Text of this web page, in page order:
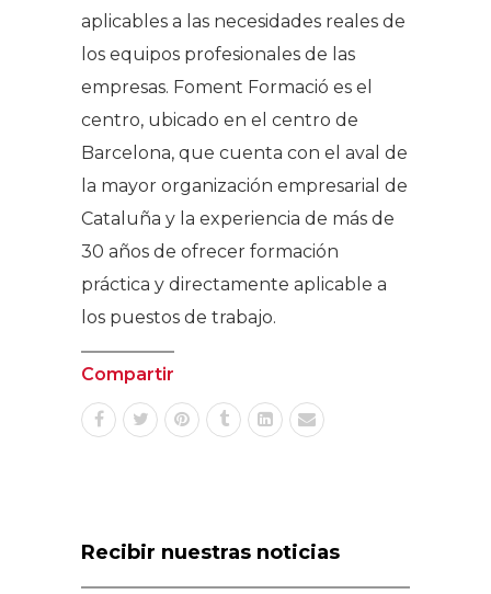
aplicables a las necesidades reales de
los equipos profesionales de las
empresas. Foment Formació es el
centro, ubicado en el centro de
Barcelona, que cuenta con el aval de
la mayor organización empresarial de
Cataluña y la experiencia de más de
30 años de ofrecer formación
práctica y directamente aplicable a
los puestos de trabajo.
Compartir
Recibir nuestras noticias